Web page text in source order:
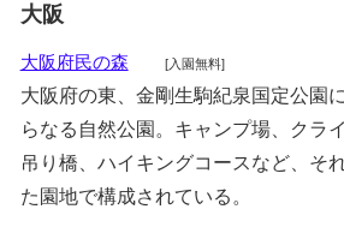
大阪
大阪府民の森 [入園無料]
大阪府の東、金剛生駒紀泉国定公園
らなる自然公園。キャンプ場、クラ
吊り橋、ハイキングコースなど、そ
た園地で構成されている。